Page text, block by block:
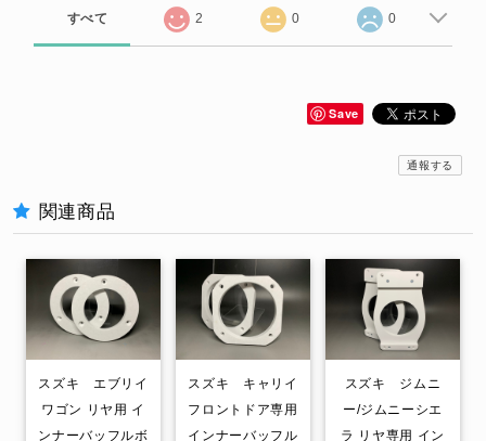
すべて 2 0 0
Save
通報する
関連商品
スズキ エブリイ
ワゴン リヤ用 イ
ンナーバッフルボ
スズキ キャリイ
フロントドア専用
インナーバッフル
スズキ ジムニ
ー/ジムニーシエ
ラ リヤ専用 イン